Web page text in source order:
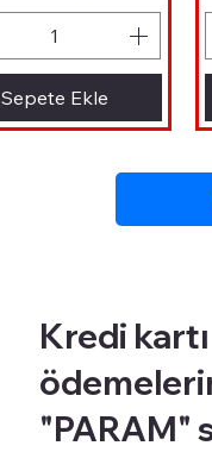
Kredi kartı
"PARAM"
Sepete Ekle